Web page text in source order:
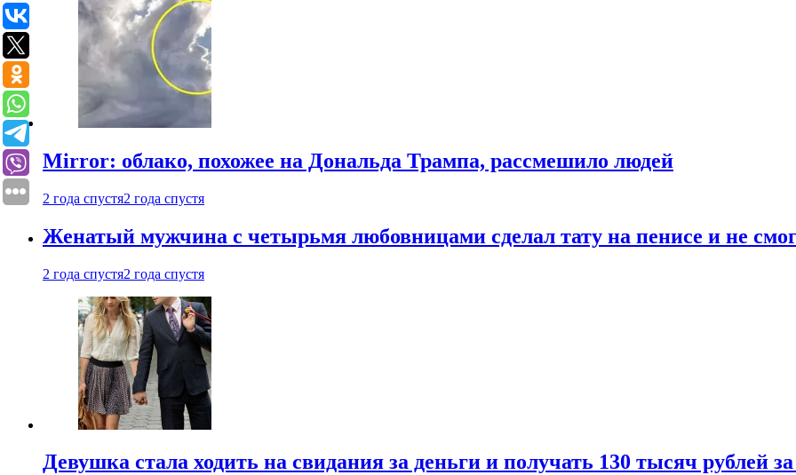
Mirror: облако, похожее на Дональда Трампа, рассмешило людей
2 года спустя2 года спустя
Женатый мужчина с четырьмя любовницами сделал тату на пенисе и не
2 года спустя2 года спустя
Девушка стала ходить на свидания за деньги и получать 130 тысяч рублей